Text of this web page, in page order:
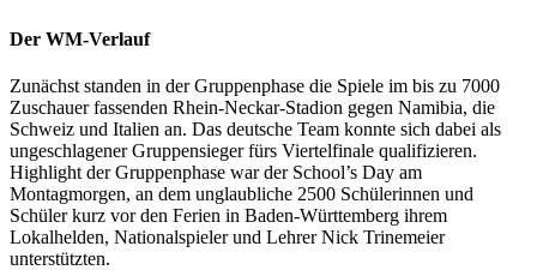
Der WM-Verlauf
Zunächst standen in der Gruppenphase die Spiele im bis zu 7000
Zuschauer fassenden Rhein-Neckar-Stadion gegen Namibia, die
Schweiz und Italien an. Das deutsche Team konnte sich dabei als
ungeschlagener Gruppensieger fürs Viertelfinale qualifizieren.
Highlight der Gruppenphase war der School’s Day am
Montagmorgen, an dem unglaubliche 2500 Schülerinnen und
Schüler kurz vor den Ferien in Baden-Württemberg ihrem
Lokalhelden, Nationalspieler und Lehrer Nick Trinemeier
unterstützten.